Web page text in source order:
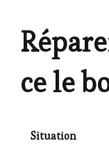
ce le
Situation